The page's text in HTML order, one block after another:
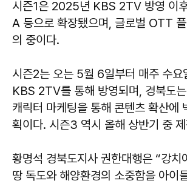
시즌1은 2025년 KBS 2TV 방영 이
A 등으로 확장됐으며, 글로벌 OTT
의 중이다.
시즌2는 오는 5월 6일부터 매주 수요
KBS 2TV를 통해 방영되며, 경북도
캐릭터 마케팅을 통해 콘텐츠 확산에
획이다. 시즌3 역시 올해 상반기 중
황명석 경북도지사 권한대행은 “강치
땅 독도와 해양환경의 소중함을 아이